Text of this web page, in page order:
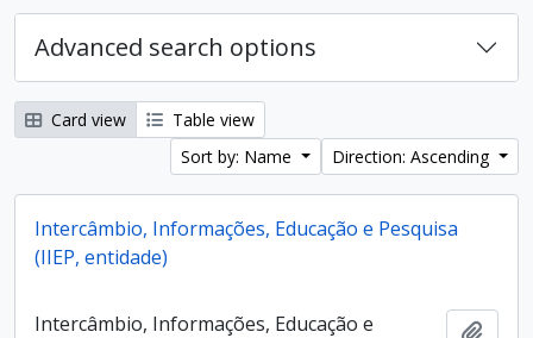
Advanced search options
Card view
Table view
Sort by: Name
Direction: Ascending
Intercâmbio, Informações, Educação e Pesquisa
(IIEP, entidade)
Intercâmbio, Informações, Educação e